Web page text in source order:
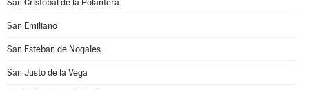
San Cristóbal de la Polantera
San Emiliano
San Esteban de Nogales
San Justo de la Vega